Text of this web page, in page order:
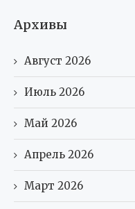
Архивы
Август 2026
Июль 2026
Май 2026
Апрель 2026
Март 2026